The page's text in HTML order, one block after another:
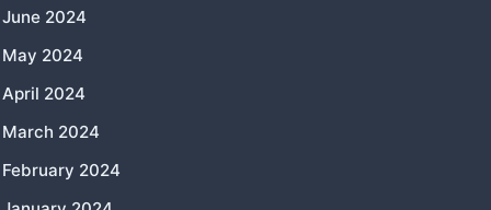
June 2024
May 2024
April 2024
March 2024
February 2024